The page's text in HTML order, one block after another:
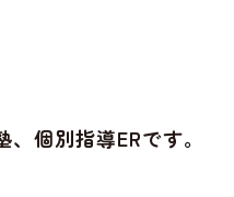
個別指導ERです。